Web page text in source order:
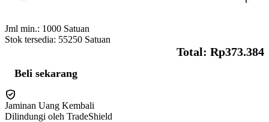
Jml min.: 1000 Satuan
Stok tersedia: 55250 Satuan
Total: Rp373.384
Beli sekarang
Jaminan Uang Kembali
Dilindungi oleh TradeShield